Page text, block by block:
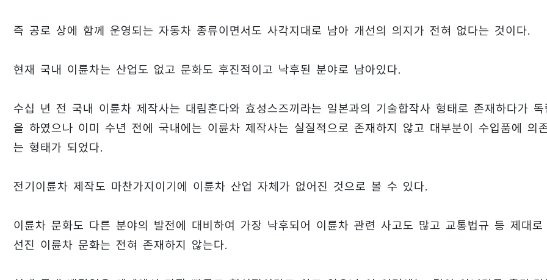
즉 공로 상에 함께 운영되는 자동차 종류이면서도 사각지대로 남아 개선의 의지가 전혀 없다는 것이다.
현재 국내 이륜차는 산업도 없고 문화도 후진적이고 낙후된 분야로 남아있다.
수십 년 전 국내 이륜차 제작사는 대림혼다와 효성스즈끼라는 일본과의 기술합작사 형태로 존재하다가 독
을 하였으나 이미 수년 전에 국내에는 이륜차 제작사는 실질적으로 존재하지 않고 대부분이 수입품에 의
는 형태가 되었다.
전기이륜차 제작도 마찬가지이기에 이륜차 산업 자체가 없어진 것으로 볼 수 있다.
이륜차 문화도 다른 분야의 발전에 대비하여 가장 낙후되어 이륜차 관련 사고도 많고 교통법규 등 제대로
선진 이륜차 문화는 전혀 존재하지 않는다.